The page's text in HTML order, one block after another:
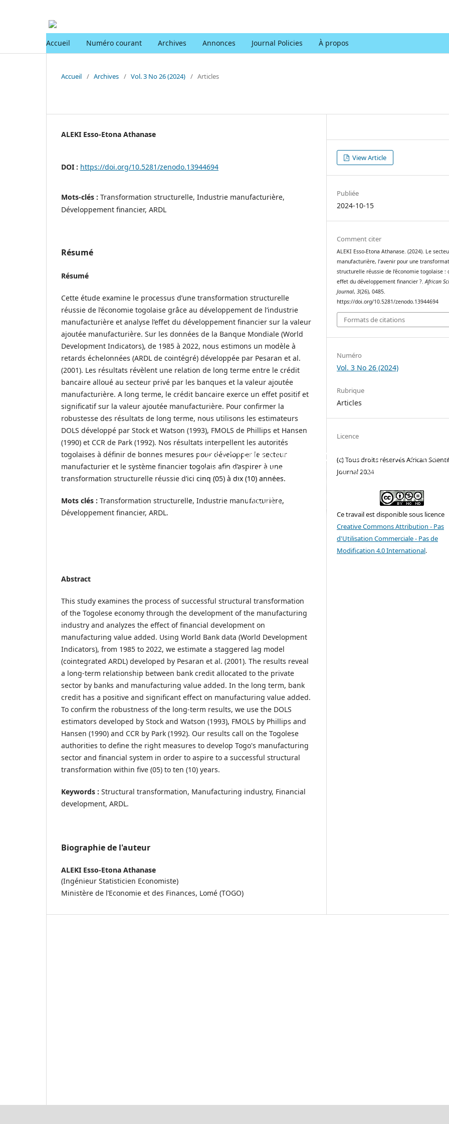
Accueil Numéro courant Archives Annonces Journal Policies À propos
Accueil / Archives / Vol. 3 No 26 (2024) / Articles
LE SECTEUR MANUFACTURIÈRE, L’AVENIR
UNE TRANSFORMATION STRUCTURELLE
DE L’ÉCONOMIE TOGOLAISE : QUEL EFFET
DÉVELOPPEMENT FINANCIER ?
ALEKI Esso-Etona Athanase
DOI : https://doi.org/10.5281/zenodo.13944694
Mots-clés : Transformation structurelle, Industrie manufacturière,
Développement financier, ARDL
Résumé
Résumé
Cette étude examine le processus d’une transformation structurelle
réussie de l’économie togolaise grâce au développement de l’industrie
manufacturière et analyse l’effet du développement financier sur la valeur
ajoutée manufacturière. Sur les données de la Banque Mondiale (World
Development Indicators), de 1985 à 2022, nous estimons un modèle à
retards échelonnées (ARDL de cointégré) développée par Pesaran et al.
(2001). Les résultats révèlent une relation de long terme entre le crédit
bancaire alloué au secteur privé par les banques et la valeur ajoutée
manufacturière. A long terme, le crédit bancaire exerce un effet positif et
significatif sur la valeur ajoutée manufacturière. Pour confirmer la
robustesse des résultats de long terme, nous utilisons les estimateurs
DOLS développé par Stock et Watson (1993), FMOLS de Phillips et Hansen
(1990) et CCR de Park (1992). Nos résultats interpellent les autorités
togolaises à définir de bonnes mesures pour développer le secteur
manufacturier et le système financier togolais afin d’aspirer à une
transformation structurelle réussie d’ici cinq (05) à dix (10) années.
Mots clés : Transformation structurelle, Industrie manufacturière,
Développement financier, ARDL.
Abstract
This study examines the process of successful structural transformation
of the Togolese economy through the development of the manufacturing
industry and analyzes the effect of financial development on
manufacturing value added. Using World Bank data (World Development
Indicators), from 1985 to 2022, we estimate a staggered lag model
(cointegrated ARDL) developed by Pesaran et al. (2001). The results reveal
a long-term relationship between bank credit allocated to the private
sector by banks and manufacturing value added. In the long term, bank
credit has a positive and significant effect on manufacturing value added.
To confirm the robustness of the long-term results, we use the DOLS
estimators developed by Stock and Watson (1993), FMOLS by Phillips and
Hansen (1990) and CCR by Park (1992). Our results call on the Togolese
authorities to define the right measures to develop Togo's manufacturing
sector and financial system in order to aspire to a successful structural
transformation within five (05) to ten (10) years.
Keywords : Structural transformation, Manufacturing industry, Financial
development, ARDL.
Biographie de l'auteur
ALEKI Esso-Etona Athanase
(Ingénieur Statisticien Economiste)
Ministère de l’Economie et des Finances, Lomé (TOGO)
View Article
Publiée
2024-10-15
Comment citer
ALEKI Esso-Etona Athanase. (2024). Le
manufacturière, l’avenir pour une
structurelle réussie de l’économie togolaise :
effet du développement financier ?.African
Journal,3(26), 0485.
https://doi.org/10.5281/zenodo.13944694
Formats de citations
Numéro
Vol. 3 No 26 (2024)
Rubrique
Articles
Licence
(c) Tous droits réservés African
Journal 2024
Ce travail est disponible sous licence
Creative Commons Attribution - Pas
d'Utilisation Commerciale - Pas de
Modification 4.0 International.